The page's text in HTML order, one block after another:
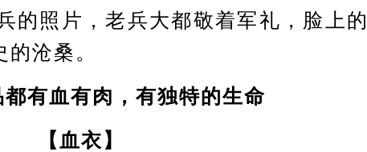
的照片，老兵大都敬着军礼，脸上的
沧桑。
有血有肉，有独特的生命
【血衣】